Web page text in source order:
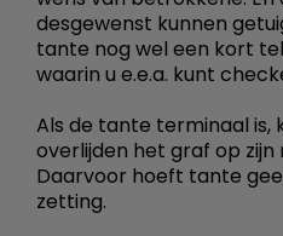
desgewenst kunnen
tante nog wel een kort
waarin u e.e.a. kunt
Als de tante terminaal is,
overlijden het graf op
Daarvoor hoeft tante
zetting.